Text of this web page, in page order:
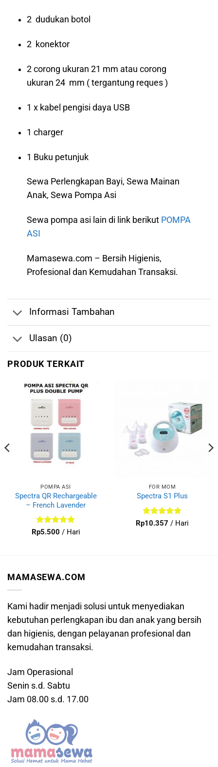
2 dudukan botol
2 konektor
2 corong ukuran 21 mm atau corong
ukuran 24 mm ( tergantung reques )
1 x kabel pengisi daya USB
1 charger
1 Buku petunjuk
Sewa Perlengkapan Bayi, Sewa Mainan
Anak, Sewa Pompa Asi
Sewa pompa asi lain di link berikut POMPA
ASI
Mamasewa.com – Bersih Higienis,
Profesional dan Kemudahan Transaksi.
Informasi Tambahan
Ulasan (0)
PRODUK TERKAIT
POMPA ASI
Spectra QR Rechargeable
– French Lavender
Dinilai 5
Rp5.500 / Hari
FOR MOM
Spectra S1 Plus
Dinilai5
Rp10.357 / Hari
MAMASEWA.COM
Kami hadir menjadi solusi untuk menyediakan
kebutuhan perlengkapan ibu dan anak yang bersih
dan higienis, dengan pelayanan profesional dan
kemudahan transaksi.
Jam Operasional
Senin s.d. Sabtu
Jam 08.00 s.d. 17.00